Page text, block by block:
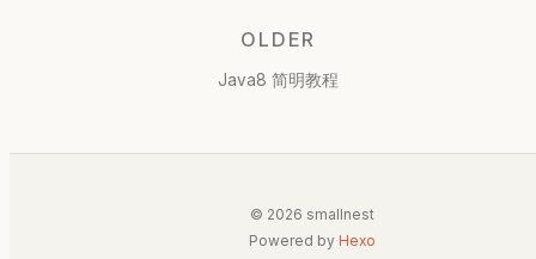
OLDER
Java8 简明教程
© 2026 smallnest
Powered by Hexo